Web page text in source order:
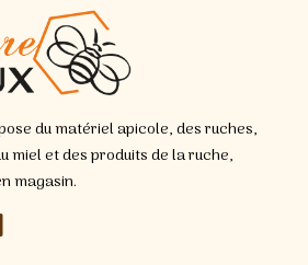
du matériel apicole, des ruches,
miel et des produits de la ruche,
magasin.